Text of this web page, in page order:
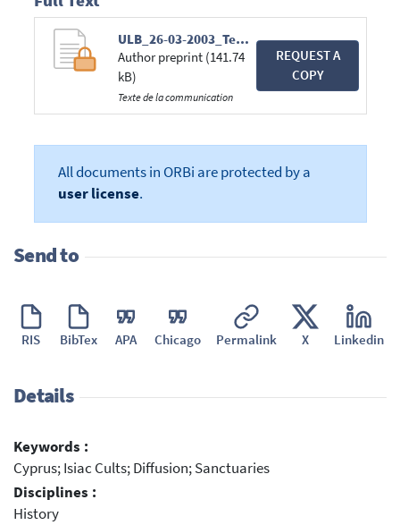
ULB_26-03-2003_Texte.pdf
Author preprint (141.74
kB)
Texte de la communication
REQUEST A
COPY
All documents in ORBi are protected by a
user license.
Send to
RIS BibTex APA Chicago Permalink X Linkedin
Details
Keywords :
Cyprus; Isiac Cults; Diffusion; Sanctuaries
Disciplines :
History